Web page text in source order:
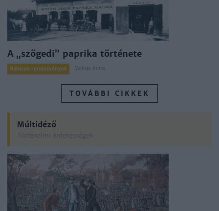
A „szögedi” paprika története
Rubicon rendezvények Molnár Anita
TOVÁBBI CIKKEK
Múltidéző
Történelmi érdekességek